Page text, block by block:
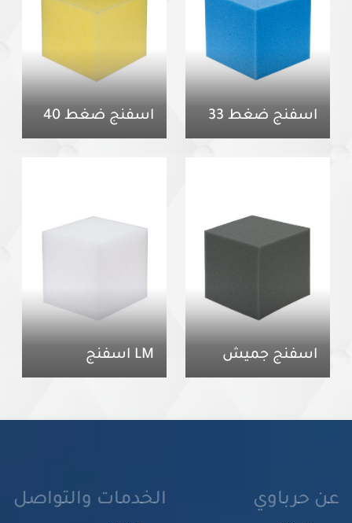
اسفنج ضغط 33 اسفنج ضغط 40
اسفنج جميش LM اسفنج
عن حرباوي الخدمات والتواصل